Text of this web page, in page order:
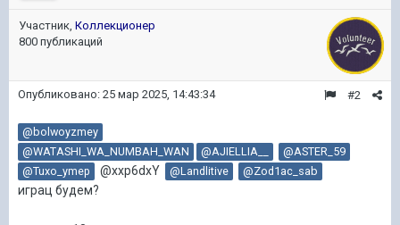
Участник, Коллекционер
800 публикаций
#2
Опубликовано: 25 мар 2025, 14:43:34
@bolwoyzmey
@WATASHI_WA_NUMBAH_WAN
@AJIELLIA__
@ASTER_59
@Tuxo_ymep
@xxp6dxY @Landlitive @Zod1ac_sab
играц будем?